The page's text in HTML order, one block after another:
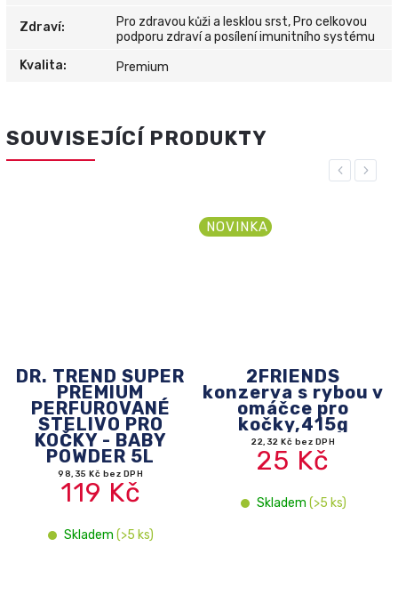
Zdraví:
Pro zdravou kůži a lesklou srst, Pro celkovou
podporu zdraví a posílení imunitního systému
Kvalita: Premium
SOUVISEJÍCÍ PRODUKTY
Previous
2FRIENDS
konzerva s rybou v
omáčce pro
kočky,415g
22,32 Kč bez DPH
25 Kč
Skladem (>5 ks)
C4P ''S lososem v
omáčce"
Konzervované
krmivo pro
KOŤATA
11,61 Kč bez DPH
13 Kč
Next